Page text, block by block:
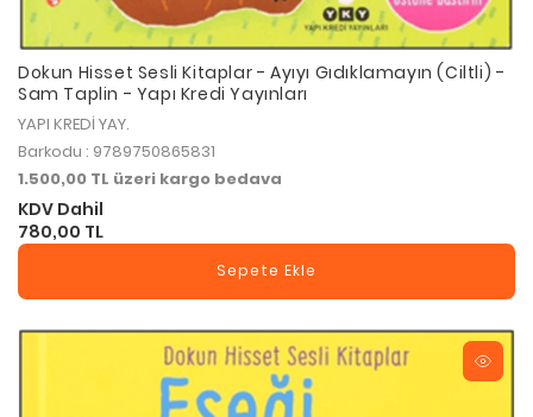
Dokun Hisset Sesli Kitaplar - Ayıyı Gıdıklamayın (Ciltli) -
Sam Taplin - Yapı Kredi Yayınları
YAPI KREDİ YAY.
Barkodu : 9789750865831
1.500,00 TL üzeri kargo bedava
KDV Dahil
780,00 TL
Sepete Ekle